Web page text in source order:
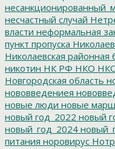
несчастный случай
власти неформальная
пункт пропуска
Николаевская районная
никотин НК РФ НКО
Новгородская область
нововведениея
новые люди новые
новый год_2022 новый
новый_год_2024
питания норовирус